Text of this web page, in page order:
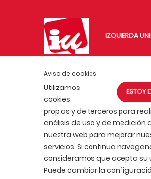
Aviso de cookies
ESTOY
Utilizamos
cookies
propias y de terceros para
análisis de uso y de medición
nuestra web para mejorar
servicios. Si continua
consideramos que acepta su
Puede cambiar la
IZQUIERDA
IU EXTERIOR
ACTUALIDAD
POLÍTICA DE PRIVACIDAD
AVISO LEGAL